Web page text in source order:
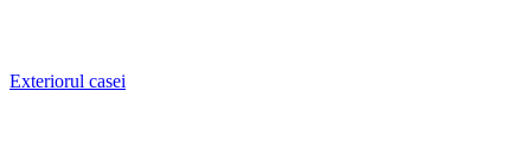
Exteriorul casei